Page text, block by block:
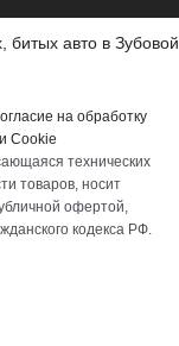
авто в Зубовой
на обработку
Cookie
технических
товаров, носит
офертой,
кодекса РФ.